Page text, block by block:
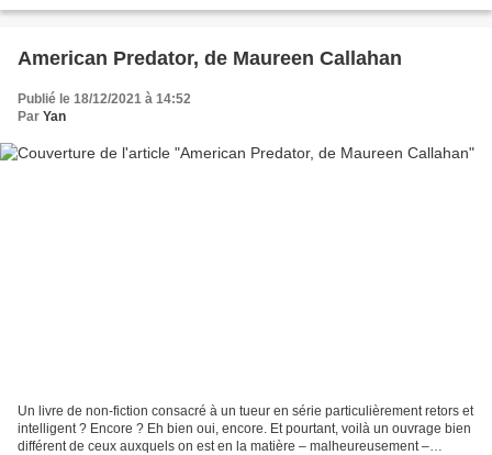
American Predator, de Maureen Callahan
Publié le 18/12/2021 à 14:52
Par Yan
Un livre de non-fiction consacré à un tueur en série particulièrement retors et
intelligent ? Encore ? Eh bien oui, encore. Et pourtant, voilà un ouvrage bien
différent de ceux auxquels on est en la matière – malheureusement –